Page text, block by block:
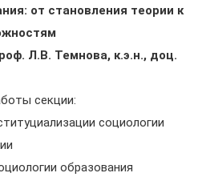
от становления теории к
Л.В. Темнова, к.э.н., доц.
секции:
социологии
образования